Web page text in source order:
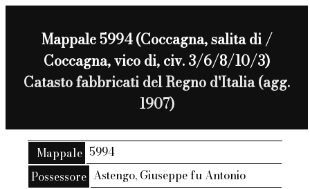
Mappale 5994 (Coccagna, salita di /
Coccagna, vico di, civ. 3/6/8/10/3)
Catasto fabbricati del Regno d'Italia (agg.
1907)
Mappale 5994
Possessore Astengo, Giuseppe fu Antonio